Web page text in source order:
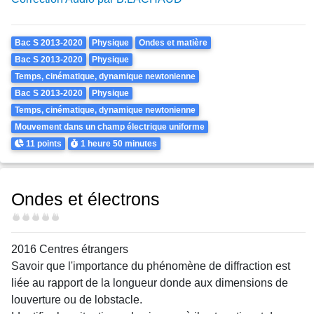
Theme
Bac S 2013-2020 Physique
Ondes et matière
Bac S 2013-2020
Physique
Temps, cinématique, dynamique newtonienne
Bac S 2013-2020
Physique
Temps, cinématique, dynamique newtonienne
Mouvement dans un champ électrique uniforme
Points
11 points Durée
1 heure50 minutes
Ondes et électrons
Difficulté
2016 Centres étrangers
Savoir que l'importance du phénomène de diffraction est
liée au rapport de la longueur donde aux dimensions de
louverture ou de lobstacle.